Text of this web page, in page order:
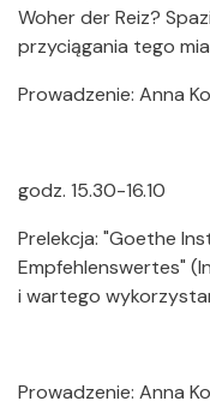
Woher der Reiz?
przyciągania tego
Prowadzenie: Anna
godz. 15.30-16.10
Prelekcja: "Goethe
Empfehlenswertes"
i wartego
Prowadzenie: Anna